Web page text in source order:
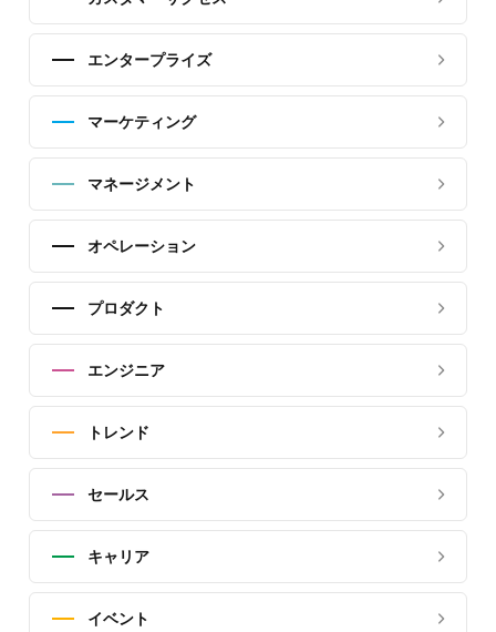
エンタープライズ
マーケティング
マネージメント
オペレーション
プロダクト
エンジニア
トレンド
セールス
キャリア
イベント